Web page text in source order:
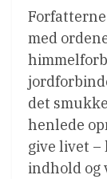
med
det
henlede
give livet
indhold og